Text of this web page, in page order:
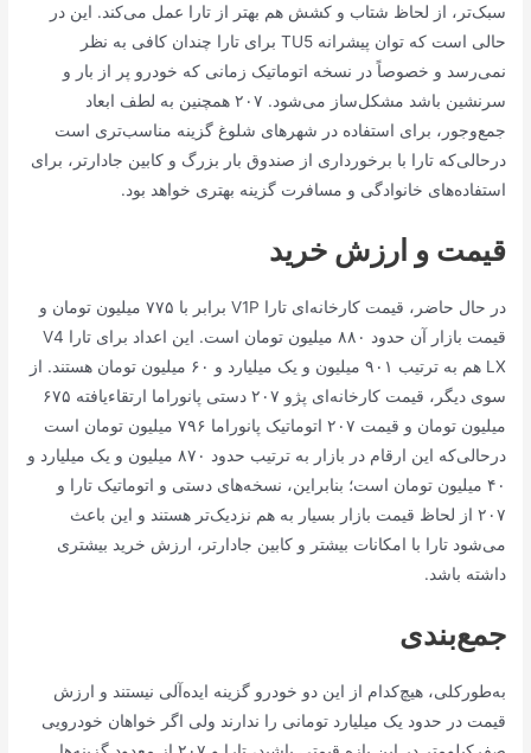
سبک‌تر، از لحاظ شتاب و کشش هم بهتر از تارا عمل می‌کند. این در
حالی است که توان پیشرانه TU5 برای تارا چندان کافی به نظر
نمی‌رسد و خصوصاً در نسخه اتوماتیک زمانی که خودرو پر از بار و
سرنشین باشد مشکل‌ساز می‌شود. ۲۰۷ همچنین به لطف ابعاد
جمع‌وجور، برای استفاده در شهرهای شلوغ گزینه مناسب‌تری است
درحالی‌که تارا با برخورداری از صندوق بار بزرگ و کابین جادارتر، برای
استفاده‌های خانوادگی و مسافرت گزینه بهتری خواهد بود.
قیمت و ارزش خرید
در حال حاضر، قیمت کارخانه‌ای تارا V1P برابر با ۷۷۵ میلیون تومان و
قیمت بازار آن حدود ۸۸۰ میلیون تومان است. این اعداد برای تارا V4
LX هم به ترتیب ۹۰۱ میلیون و یک میلیارد و ۶۰ میلیون تومان هستند. از
سوی دیگر، قیمت کارخانه‌ای پژو ۲۰۷ دستی پانوراما ارتقاءیافته ۶۷۵
میلیون تومان و قیمت ۲۰۷ اتوماتیک پانوراما ۷۹۶ میلیون تومان است
درحالی‌که این ارقام در بازار به ترتیب حدود ۸۷۰ میلیون و یک میلیارد و
۴۰ میلیون تومان است؛ بنابراین، نسخه‌های دستی و اتوماتیک تارا و
۲۰۷ از لحاظ قیمت بازار بسیار به هم نزدیک‌تر هستند و این باعث
می‌شود تارا با امکانات بیشتر و کابین جادارتر، ارزش خرید بیشتری
داشته باشد.
جمع‌بندی
به‌طورکلی، هیچ‌کدام از این دو خودرو گزینه ایده‌آلی نیستند و ارزش
قیمت در حدود یک میلیارد تومانی را ندارند ولی اگر خواهان خودرویی